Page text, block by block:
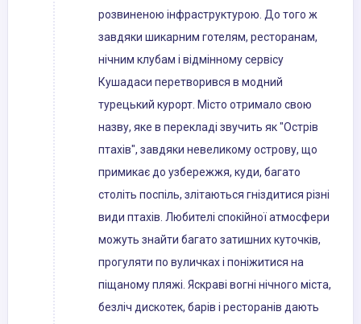
розвиненою інфраструктурою. До того ж
завдяки шикарним готелям, ресторанам,
нічним клубам і відмінному сервісу
Кушадаси перетворився в модний
турецький курорт. Місто отримало свою
назву, яке в перекладі звучить як "Острів
птахів", завдяки невеликому острову, що
примикає до узбережжя, куди, багато
століть поспіль, злітаються гніздитися різні
види птахів. Любителі спокійної атмосфери
можуть знайти багато затишних куточків,
прогуляти по вуличках і поніжитися на
піщаному пляжі. Яскраві вогні нічного міста,
безліч дискотек, барів і ресторанів дають